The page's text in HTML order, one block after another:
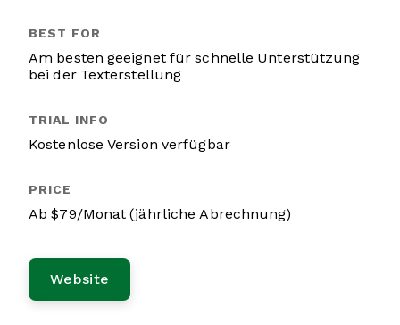
Am besten geeignet für schnelle Unterstützung
bei der Texterstellung
Kostenlose Version verfügbar
Ab $79/Monat (jährliche Abrechnung)
Website